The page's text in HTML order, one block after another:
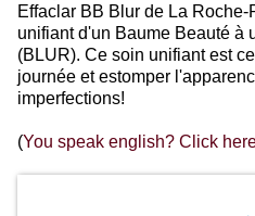
Effaclar BB Blur de La
unifiant d'un Baume Beauté à
(BLUR). Ce soin unifiant est
journée et estomper
imperfections!
(You speak english? Click